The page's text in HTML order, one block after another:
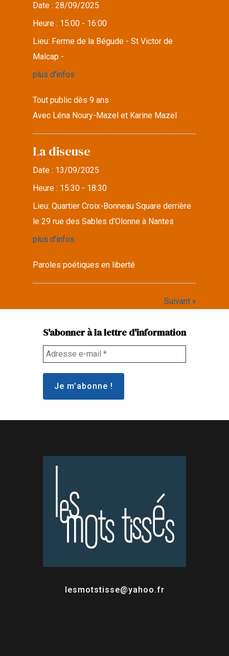
Date :28/09/2025
Heure : 15:00 - 16:00
Lieu: Ferme de la Bégude - St Victor de
Malcap -
plus d'infos
Tout public dès 9 ans
Avec Léna Noury-Mazel et Karine Mazel
La diseuse
Date : 13/09/2025
Heure : 15:30 - 18:30
Lieu:Quartier Croix-Bonneau Square derrière
le 29 rue des Sables d’Olonne à Nantes
plus d'infos
Paroles poétiques en liberté
Suivant »
S'abonner à la lettre d'information
lesmotstisse@yahoo.fr